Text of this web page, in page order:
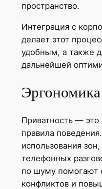
пространство.
Интеграция с
делает этот
удобным, а также
дальнейшей
Приватность — это
правила
использования
телефонных
по шуму помогают
конфликтов и